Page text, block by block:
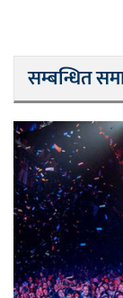
सम्बन्धित